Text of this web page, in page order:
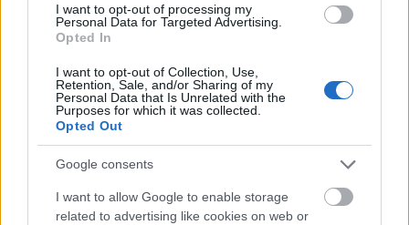
I want to opt-out of processing my
Personal Data for Targeted Advertising.
Opted In
I want to opt-out of Collection, Use,
Retention, Sale, and/or Sharing of my
Personal Data that Is Unrelated with the
Purposes for which it was collected.
Opted Out
Google consents
I want to allow Google to enable storage
related to advertising like cookies on web or
Elhunyt Andy Gill, a Gang of Four
•2020. február 02.
A posztpunk egyik alapvetése, a brit Gang Of Four
valamennyi szakaszát végigjátszotta, február
elsején, szombaton hunyt el légúti betegségben. 64
éves volt.